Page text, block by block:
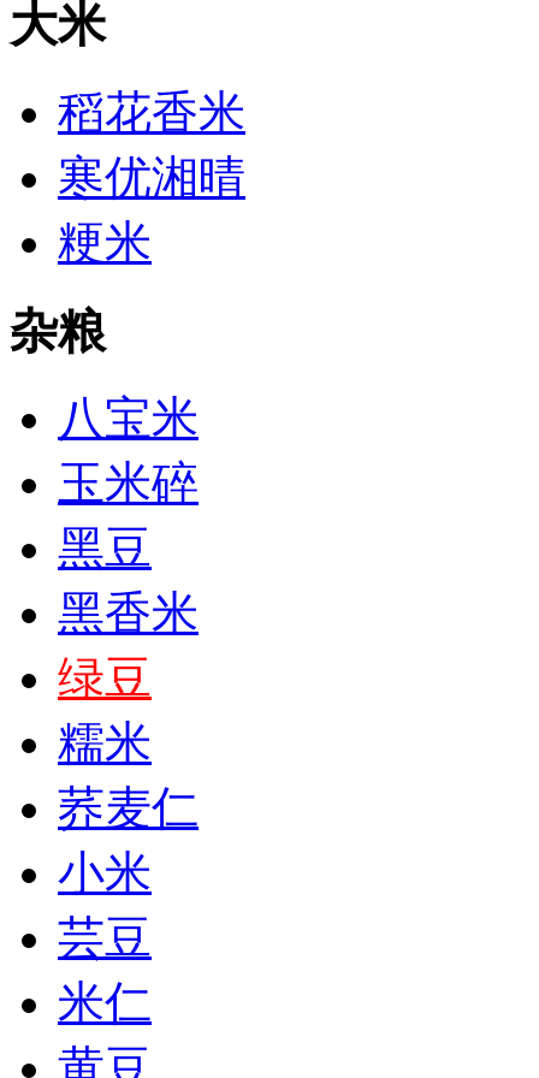
大米
稻花香米
寒优湘晴
粳米
杂粮
八宝米
玉米碎
黑豆
黑香米
绿豆
糯米
荞麦仁
小米
芸豆
米仁